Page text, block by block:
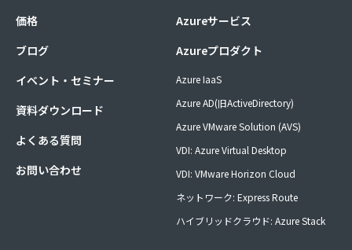
価格
ブログ
イベント・セミナー
資料ダウンロード
よくある質問
お問い合わせ
Azureサービス
Azureプロダクト
Azure IaaS
Azure AD(旧ActiveDirectory)
Azure VMware Solution (AVS)
VDI: Azure Virtual Desktop
VDI: VMware Horizon Cloud
ネットワーク: Express Route
ハイブリッドクラウド: Azure Stack